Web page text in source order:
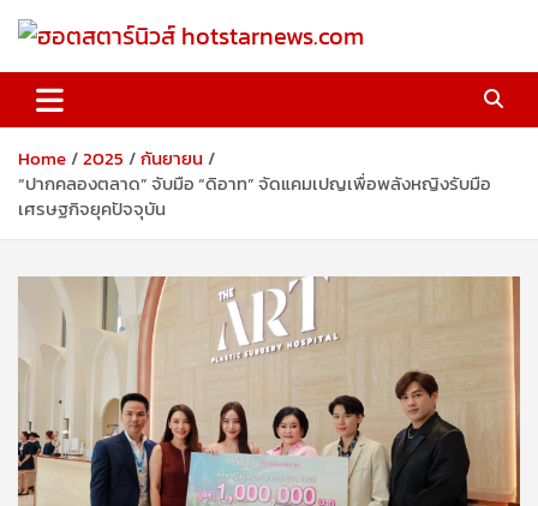
ฮอตสตาร์นิวส์ hotstarnews.com
Home 2025
กันยายน
“ปากคลองตลาด” จับมือ “ดิอาท” จัดแคมเปญเพื่อพลังหญิงรับมือ
เศรษฐกิจยุคปัจจุบัน